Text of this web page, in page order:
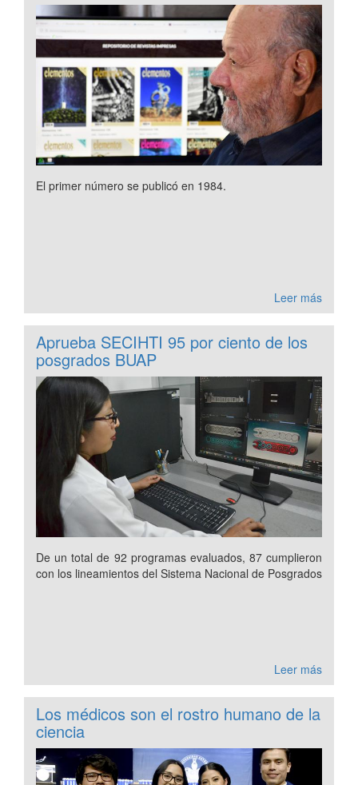
El primer número se publicó en 1984.
Leer más
Aprueba SECIHTI 95 por ciento de los
posgrados BUAP
De un total de 92 programas evaluados, 87 cumplieron
con los lineamientos del Sistema Nacional de Posgrados
Leer más
Los médicos son el rostro humano de la
ciencia